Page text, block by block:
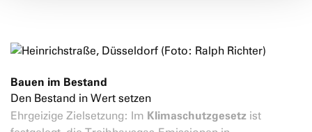
Bauen im Bestand
Den Bestand in Wert setzen
Ehrgeizige Zielsetzung: Im Klimaschutzgesetz ist